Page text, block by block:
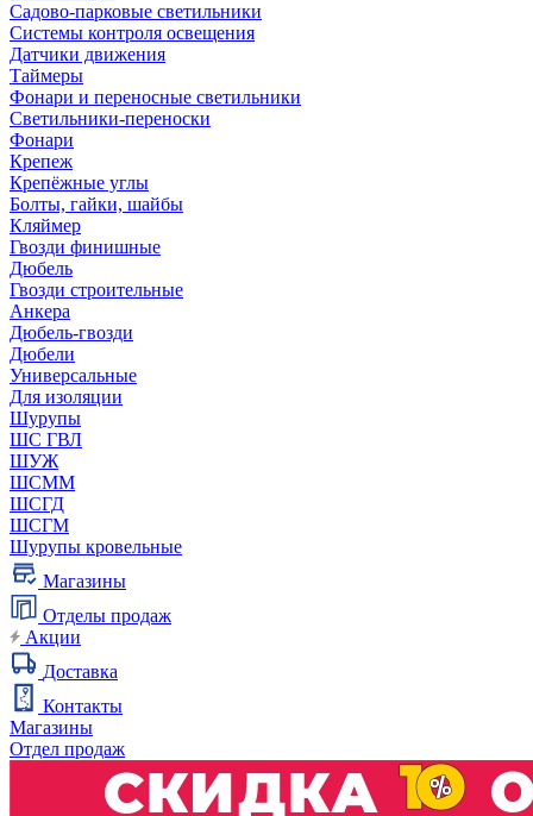
Садово-парковые светильники
Системы контроля освещения
Датчики движения
Таймеры
Фонари и переносные светильники
Светильники-переноски
Фонари
Крепеж
Крепёжные углы
Болты, гайки, шайбы
Кляймер
Гвозди финишные
Дюбель
Гвозди строительные
Анкера
Дюбель-гвозди
Дюбели
Универсальные
Для изоляции
Шурупы
ШС ГВЛ
ШУЖ
ШСММ
ШСГД
ШСГМ
Шурупы кровельные
Магазины
Отделы продаж
Акции
Доставка
Контакты
Магазины
Отдел продаж